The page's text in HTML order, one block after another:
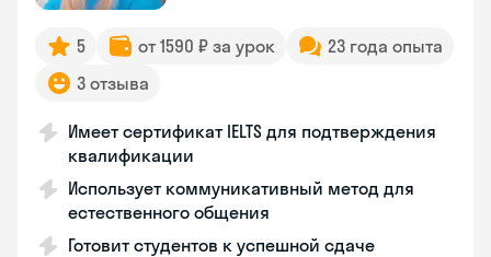
5 от 1590 ₽ за урок
23 года опыта
3 отзыва
Имеет сертификат IELTS для подтверждения
квалификации
Использует коммуникативный метод для
естественного общения
Готовит студентов к успешной сдаче